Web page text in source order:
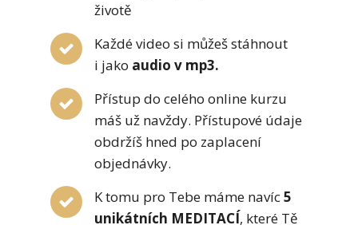
životě
Každé video si můžeš stáhnout
i jako audio v mp3.
Přístup do celého online kurzu
máš už navždy. Přístupové údaje
obdržíš hned po zaplacení
objednávky.
K tomu pro Tebe máme navíc5
unikátních MEDITACÍ, které Tě